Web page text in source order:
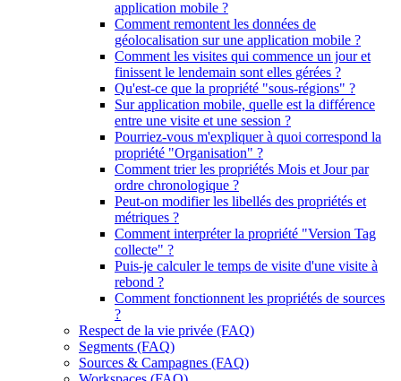
application mobile ?
Comment remontent les données de
géolocalisation sur une application mobile ?
Comment les visites qui commence un jour et
finissent le lendemain sont elles gérées ?
Qu'est-ce que la propriété "sous-régions" ?
Sur application mobile, quelle est la différence
entre une visite et une session ?
Pourriez-vous m'expliquer à quoi correspond la
propriété "Organisation" ?
Comment trier les propriétés Mois et Jour par
ordre chronologique ?
Peut-on modifier les libellés des propriétés et
métriques ?
Comment interpréter la propriété "Version Tag
collecte" ?
Puis-je calculer le temps de visite d'une visite à
rebond ?
Comment fonctionnent les propriétés de sources
?
Respect de la vie privée (FAQ)
Segments (FAQ)
Sources & Campagnes (FAQ)